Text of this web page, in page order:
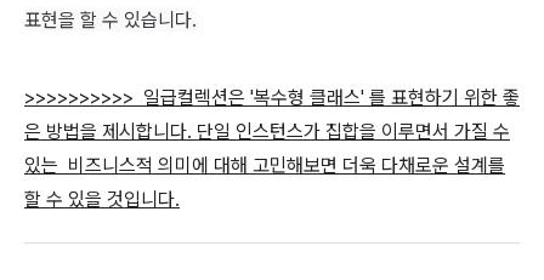
표현을 할 수 있습니다.
>>>>>>>>>> 일급컬렉션은 '복수형 클래스' 를 표현하기 위한 좋
은 방법을 제시합니다. 단일 인스턴스가 집합을 이루면서 가질 수
있는 비즈니스적 의미에 대해 고민해보면 더욱 다채로운 설계를
할 수 있을 것입니다.